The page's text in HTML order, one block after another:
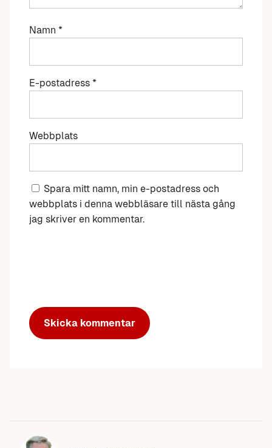
Namn *
E-postadress *
Webbplats
Spara mitt namn, min e-postadress och
webbplats i denna webbläsare till nästa gång
jag skriver en kommentar.